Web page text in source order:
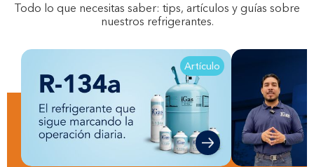
Todo lo que necesitas saber: tips, artículos y guías sobre
nuestros refrigerantes.
Artículo